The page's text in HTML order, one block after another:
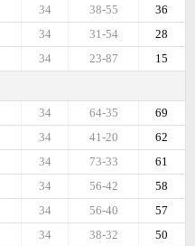
36
38-55
34
28
31-54
34
15
23-87
34
69
64-35
34
62
41-20
34
61
73-33
34
58
56-42
34
57
56-40
34
50
38-32
34